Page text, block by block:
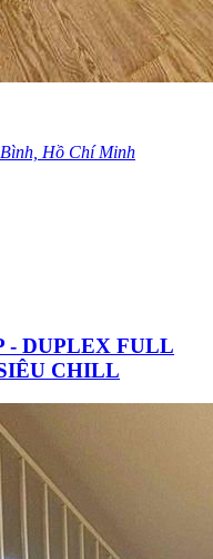
Hồ Chí Minh
- DUPLEX FULL
CHILL